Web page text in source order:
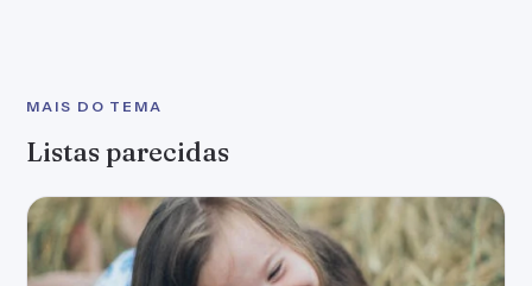
MAIS DO TEMA
Listas parecidas